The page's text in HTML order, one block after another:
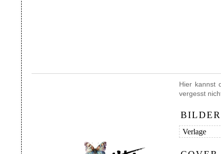
Hier kannst
vergesst